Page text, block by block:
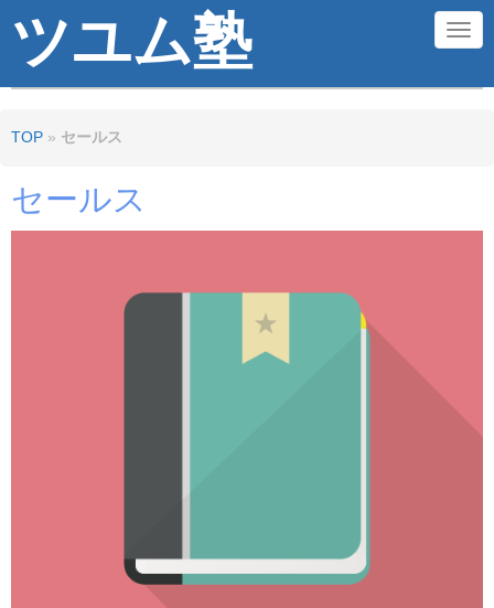
ツユム塾 N
TOP » セールス
セールス